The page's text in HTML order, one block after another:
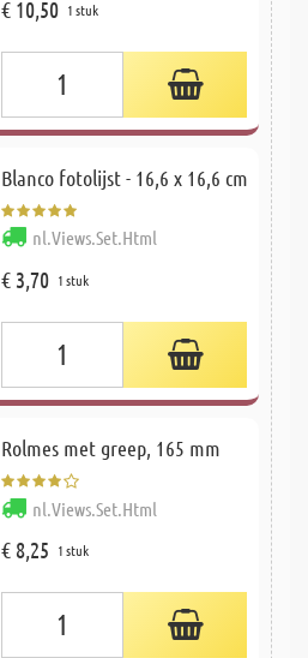
€ 10,50 1 stuk
Blanco fotolijst - 16,6 x 16,6 cm
nl.Views.Set.Html
€ 3,70 1 stuk
Rolmes met greep, 165 mm
nl.Views.Set.Html
€ 8,25 1 stuk